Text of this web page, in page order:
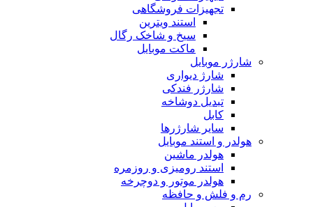
تجهیزات فروشگاهی
استند ویترین
سیخ و شاخک رگال
ماکت موبایل
شارژر موبایل
شارژ دیواری
شارژر فندکی
تبدیل دوشاخه
کابل
سایر شارژرها
هولدر و استند موبایل
هولدر ماشین
استند رومیزی و روزمره
هولدر موتور و دوچرخه
رم و فلش و حافظه